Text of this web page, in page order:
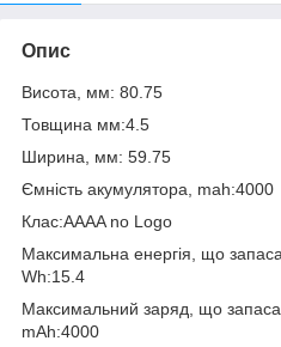
Опис
Висота, мм: 80.75
Товщина мм:4.5
Ширина, мм: 59.75
Ємність акумулятора, mah:4000
Клас:AAAA no Logo
Максимальна енергія, що
Wh:15.4
Максимальний заряд, що
mAh:4000